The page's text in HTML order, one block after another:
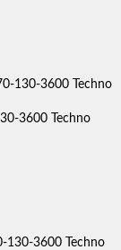
3600 Techno